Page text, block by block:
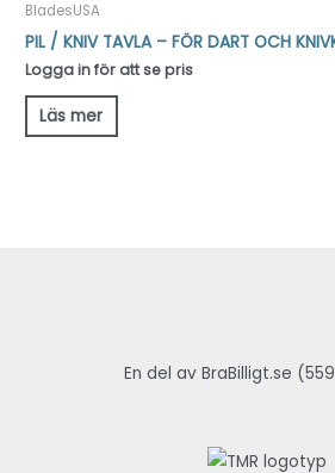
BladesUSA
PIL / KNIV TAVLA – FÖR DART OCH
Logga in för att se pris
Läs mer
En del av BraBilligt.se